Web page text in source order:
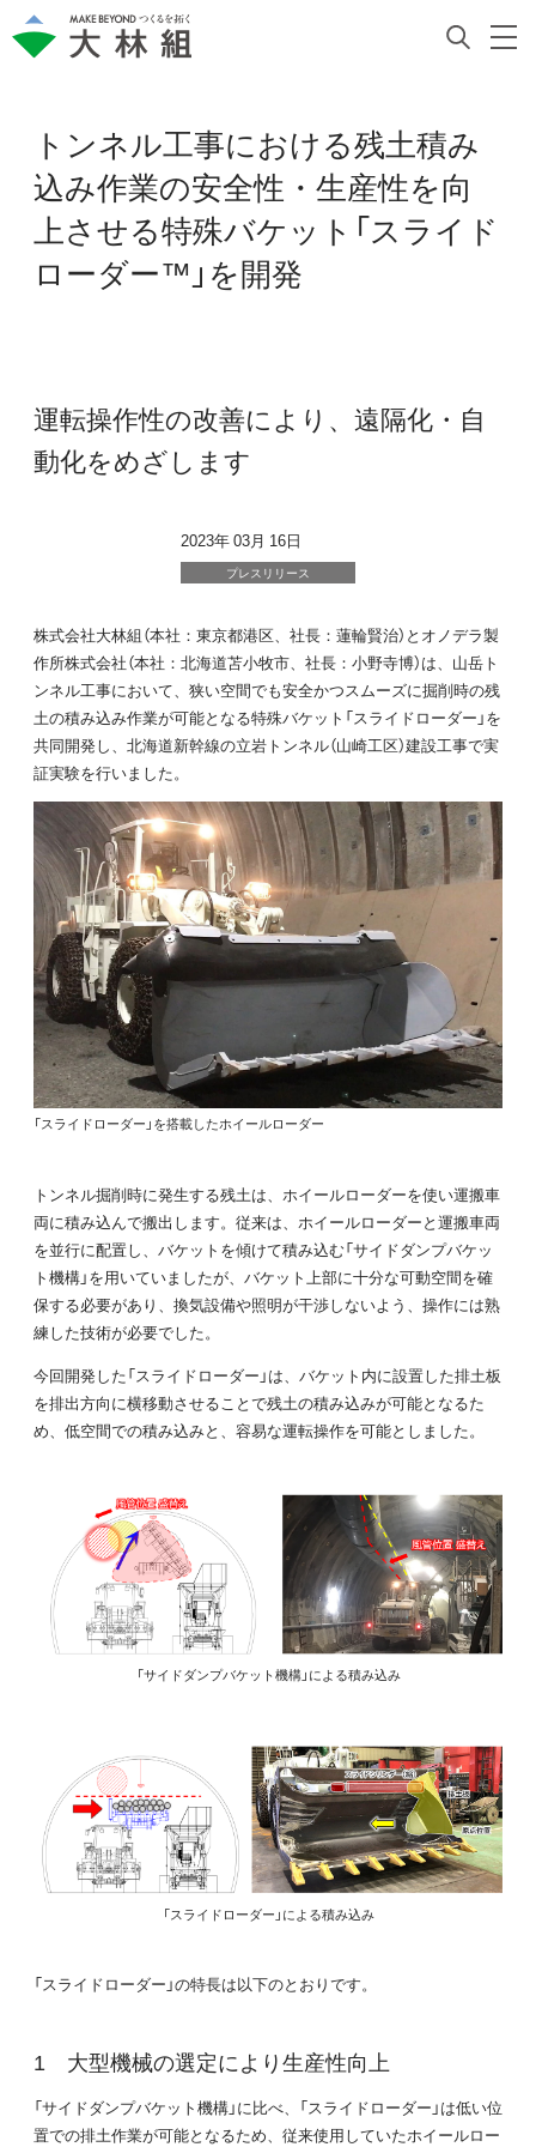
トンネル工事における残土積み
込み作業の安全性・生産性を向
上させる特殊バケット「スライド
ローダー™️」を開発
運転操作性の改善により、遠隔化・自
動化をめざします
2023年 03月 16日
プレスリリース
株式会社大林組（本社：東京都港区、社長：蓮輪賢治）とオノデラ製
作所株式会社（本社：北海道苫小牧市、社長：小野寺博）は、山岳ト
ンネル工事において、狭い空間でも安全かつスムーズに掘削時の残
土の積み込み作業が可能となる特殊バケット「スライドローダー」を
共同開発し、北海道新幹線の立岩トンネル（山崎工区）建設工事で実
証実験を行いました。
「スライドローダー」を搭載したホイールローダー
トンネル掘削時に発生する残土は、ホイールローダーを使い運搬車
両に積み込んで搬出します。従来は、ホイールローダーと運搬車両
を並行に配置し、バケットを傾けて積み込む「サイドダンプバケッ
ト機構」を用いていましたが、バケット上部に十分な可動空間を確
保する必要があり、換気設備や照明が干渉しないよう、操作には熟
練した技術が必要でした。
今回開発した「スライドローダー」は、バケット内に設置した排土板
を排出方向に横移動させることで残土の積み込みが可能となるた
め、低空間での積み込みと、容易な運転操作を可能としました。
「サイドダンプバケット機構」による積み込み
「スライドローダー」による積み込み
「スライドローダー」の特長は以下のとおりです。
大型機械の選定により生産性向上
「サイドダンプバケット機構」に比べ、「スライドローダー」は低い位
置での排土作業が可能となるため、従来使用していたホイールロー